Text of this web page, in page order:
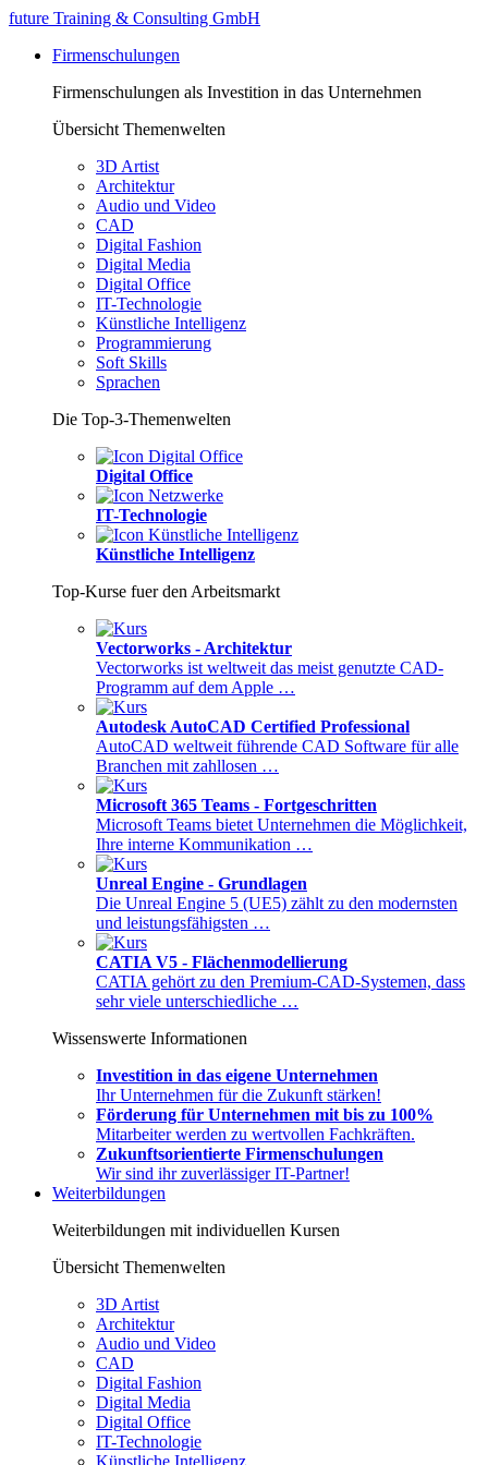
future Training & Consulting GmbH
Firmenschulungen
Firmenschulungen als Investition in das Unternehmen
Übersicht Themenwelten
3D Artist
Architektur
Audio und Video
CAD
Digital Fashion
Digital Media
Digital Office
IT-Technologie
Künstliche Intelligenz
Programmierung
Soft Skills
Sprachen
Die Top-3-Themenwelten
Digital Office
IT-Technologie
Künstliche Intelligenz
Top-Kurse fuer den Arbeitsmarkt
Vectorworks - Architektur
Vectorworks ist weltweit das meist genutzte CAD-
Programm auf dem Apple …
Autodesk AutoCAD Certified Professional
AutoCAD weltweit führende CAD Software für alle
Branchen mit zahllosen …
Microsoft 365 Teams - Fortgeschritten
Microsoft Teams bietet Unternehmen die Möglichkeit,
Ihre interne Kommunikation …
Unreal Engine - Grundlagen
Die Unreal Engine 5 (UE5) zählt zu den modernsten
und leistungsfähigsten …
CATIA V5 - Flächenmodellierung
CATIA gehört zu den Premium-CAD-Systemen, dass
sehr viele unterschiedliche …
Wissenswerte Informationen
Investition in das eigene Unternehmen
Ihr Unternehmen für die Zukunft stärken!
Förderung für Unternehmen mit bis zu 100%
Mitarbeiter werden zu wertvollen Fachkräften.
Zukunftsorientierte Firmenschulungen
Wir sind ihr zuverlässiger IT-Partner!
Weiterbildungen
Weiterbildungen mit individuellen Kursen
Übersicht Themenwelten
3D Artist
Architektur
Audio und Video
CAD
Digital Fashion
Digital Media
Digital Office
IT-Technologie
Künstliche Intelligenz